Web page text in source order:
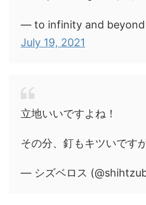
— to infinity and beyond
July 19, 2021
立地いいですよね！
その分、釘もキツいです
— シズベロス